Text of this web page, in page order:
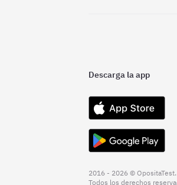
Descarga la app
2016 - 2026 © OpositaTest.
Todos los derechos